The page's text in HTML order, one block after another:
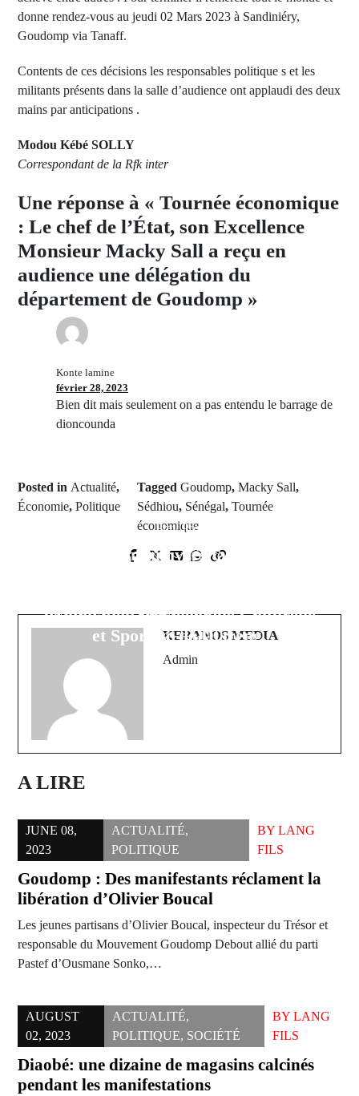
donne rendez-vous au jeudi 02 Mars 2023 à Sandiniéry,
Goudomp via Tanaff.
Contents de ces décisions les responsables politique s et les
militants présents dans la salle d’audience ont applaudi des deux
mains par anticipations .
Modou Kébé SOLLY
Correspondant de la Rfk inter
Une réponse à « Tournée économique
: Le chef de l’État, son Excellence
Monsieur Macky Sall a reçu en
audience une délégation du
département de Goudomp »
Konte lamine
février 28, 2023
Bien dit mais seulement on a pas entendu le barrage de
dioncounda
Posted in Actualité,
Économie, Politique
Tagged Goudomp, Macky Sall,
Sédhiou, Sénégal, Tournée
économique
Prev Post
Logement universitaire : Les
Abdoulaye FATY et lancent un cri
de cœur
d’animation Pédagogique Culturelle
et Sportive de Diareng.
KERANOS MEDIA
Admin
A LIRE
JUNE 08,
2023
ACTUALITÉ,
POLITIQUE
BY LANG
FILS
Goudomp : Des manifestants réclament la
libération d’Olivier Boucal
Les jeunes partisans d’Olivier Boucal, inspecteur du Trésor et
responsable du Mouvement Goudomp Debout allié du parti
Pastef d’Ousmane Sonko,…
AUGUST
02, 2023
ACTUALITÉ,
POLITIQUE, SOCIÉTÉ
BYLANG
FILS
Diaobé: une dizaine de magasins calcinés
pendant les manifestations